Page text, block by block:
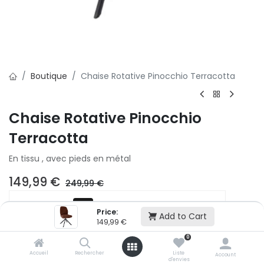
Price:
149,99 € Add to Cart
Accueil Rechercher
0
Liste
d'envies
Account
Boutique Chaise Rotative Pinocchio Terracotta
Chaise Rotative Pinocchio
Terracotta
En tissu , avec pieds en métal
149,99 € 249,99€
2x
3x
500,01 € puis 2 x 499,99 € (sans frais)
Ajouter au panier